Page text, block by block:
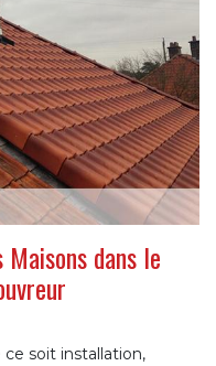
dans le
ce soit installation,